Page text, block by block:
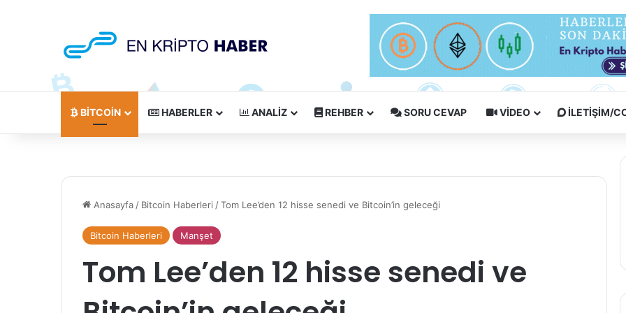
BITCOIN HABERLER ANALIZ REHBER SORU CEVAP VIDEO İLETIŞIM/
Anasayfa / Bitcoin Haberleri /Tom Lee’den 12 hisse senedi ve Bitcoin’in geleceği
Bitcoin Haberleri Manşet
Tom Lee’den 12 hisse senedi ve